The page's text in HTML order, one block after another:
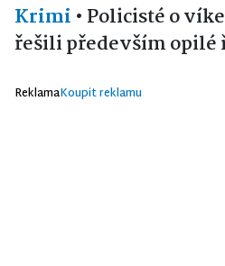
Krimi • Policisté o
řešili především opilé
ReklamaKoupit reklamu